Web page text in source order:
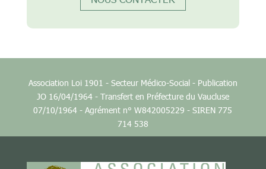
Association Loi 1901 - Secteur Médico-Social - Publication
JO 16/04/1964 - Transfert en Préfecture du Vaucluse
07/10/1964 - Agrément n° W842005229 - SIREN 775
714 538